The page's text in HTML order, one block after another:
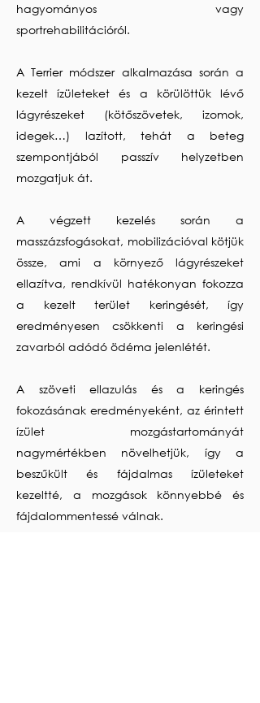
hagyományos vagy
sportrehabilitációról.
A Terrier módszer alkalmazása során a
kezelt ízületeket és a körülöttük lévő
lágyrészeket (kötőszövetek, izomok,
idegek…) lazított, tehát a beteg
szempontjából passzív helyzetben
mozgatjuk át.
A végzett kezelés során a
masszázsfogásokat, mobilizációval kötjük
össze, ami a környező lágyrészeket
ellazítva, rendkívül hatékonyan fokozza
a kezelt terület keringését, így
eredményesen csökkenti a keringési
zavarból adódó ödéma jelenlétét.
A szöveti ellazulás és a keringés
fokozásának eredményeként, az érintett
ízület mozgástartományát
nagymértékben növelhetjük, így a
beszűkült és fájdalmas ízületeket
kezeltté, a mozgások könnyebbé és
fájdalommentessé válnak.